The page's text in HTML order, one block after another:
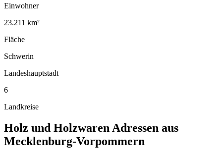
Einwohner
23.211 km²
Fläche
Schwerin
Landeshauptstadt
6
Landkreise
Holz und Holzwaren Adressen aus
Mecklenburg-Vorpommern